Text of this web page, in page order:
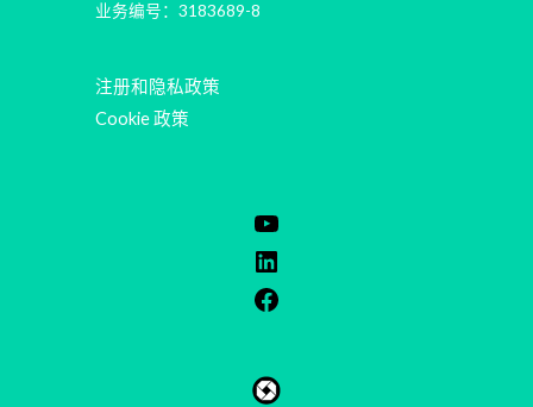
业务编号：3183689-8
注册和隐私政策
Cookie 政策